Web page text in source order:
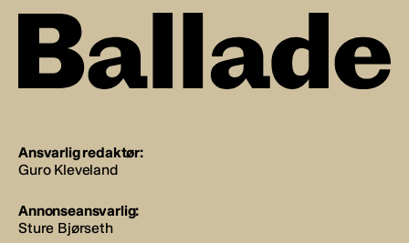
Ansvarlig redaktør:
Guro Kleveland
Annonseansvarlig:
Sture Bjørseth